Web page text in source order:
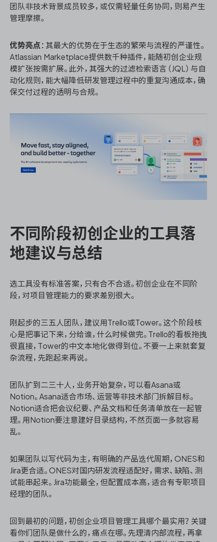
团队非技术背景成员较多，或仅需轻量任务协同，则易产生
管理摩擦。
优势亮点 ：其最大的优势在于生态的繁荣与流程的严谨性。
Atlassian Marketplace提供数千种插件，能随初创企业规
模扩张按需扩展。此外，其强大的过滤检索语言（JQL）与自
动化规则，能大幅降低研发管理过程中的重复沟通成本，确
保交付过程的透明与合规。
不同阶段初创企业的工具落
地建议与总结
选工具没有标准答案，只有合不合适。初创企业在不同阶
段，对项目管理能力的要求差别很大。
刚起步的三五人团队，建议用Trello或Tower。这个阶段核
心是把事记下来，分给谁，什么时候做完。Trello的看板拖拽
很直接，Tower的中文本地化做得到位。不要一上来就套复
杂流程，先跑起来再说。
团队扩到二三十人，业务开始复杂，可以看Asana或
Notion。Asana适合市场、运营等非技术部门拆解目标。
Notion适合把会议纪要、产品文档和任务清单放在一起管
理。用Notion要注意建好目录结构，不然页面一多就容易
乱。
如果团队以写代码为主，有明确的产品迭代周期，ONES和
Jira更合适。ONES对国内研发流程适配好，需求、缺陷、测
试能串起来。Jira功能最全，但配置成本高，适合有专职项目
经理的团队。
回到最初的问题，初创企业项目管理工具哪个最实用？关键
看你们团队是做什么的，痛点在哪。先理清内部流程，再拿